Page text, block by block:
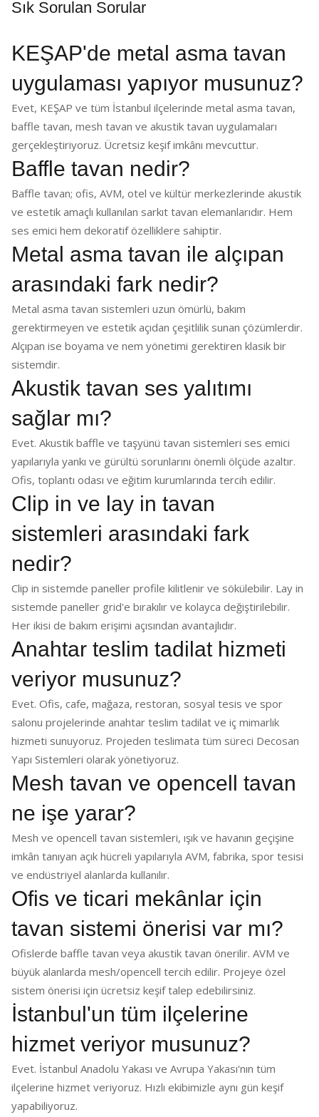
Sık Sorulan Sorular
KEŞAP'de metal asma tavan
uygulaması yapıyor musunuz?
Evet, KEŞAP ve tüm İstanbul ilçelerinde metal asma tavan,
baffle tavan, mesh tavan ve akustik tavan uygulamaları
gerçekleştiriyoruz. Ücretsiz keşif imkânı mevcuttur.
Baffle tavan nedir?
Baffle tavan; ofis, AVM, otel ve kültür merkezlerinde akustik
ve estetik amaçlı kullanılan sarkıt tavan elemanlarıdır. Hem
ses emici hem dekoratif özelliklere sahiptir.
Metal asma tavan ile alçıpan
arasındaki fark nedir?
Metal asma tavan sistemleri uzun ömürlü, bakım
gerektirmeyen ve estetik açıdan çeşitlilik sunan çözümlerdir.
Alçıpan ise boyama ve nem yönetimi gerektiren klasik bir
sistemdir.
Akustik tavan ses yalıtımı
sağlar mı?
Evet. Akustik baffle ve taşyünü tavan sistemleri ses emici
yapılarıyla yankı ve gürültü sorunlarını önemli ölçüde azaltır.
Ofis, toplantı odası ve eğitim kurumlarında tercih edilir.
Clip in ve lay in tavan
sistemleri arasındaki fark
nedir?
Clip in sistemde paneller profile kilitlenir ve sökülebilir. Lay in
sistemde paneller grid'e bırakılır ve kolayca değiştirilebilir.
Her ikisi de bakım erişimi açısından avantajlıdır.
Anahtar teslim tadilat hizmeti
veriyor musunuz?
Evet. Ofis, cafe, mağaza, restoran, sosyal tesis ve spor
salonu projelerinde anahtar teslim tadilat ve iç mimarlık
hizmeti sunuyoruz. Projeden teslimata tüm süreci Decosan
Yapı Sistemleri olarak yönetiyoruz.
Mesh tavan ve opencell tavan
ne işe yarar?
Mesh ve opencell tavan sistemleri, ışık ve havanın geçişine
imkân tanıyan açık hücreli yapılarıyla AVM, fabrika, spor tesisi
ve endüstriyel alanlarda kullanılır.
Ofis ve ticari mekânlar için
tavan sistemi önerisi var mı?
Ofislerde baffle tavan veya akustik tavan önerilir. AVM ve
büyük alanlarda mesh/opencell tercih edilir. Projeye özel
sistem önerisi için ücretsiz keşif talep edebilirsiniz.
İstanbul'un tüm ilçelerine
hizmet veriyor musunuz?
Evet. İstanbul Anadolu Yakası ve Avrupa Yakası'nın tüm
ilçelerine hizmet veriyoruz. Hızlı ekibimizle aynı gün keşif
yapabiliyoruz.